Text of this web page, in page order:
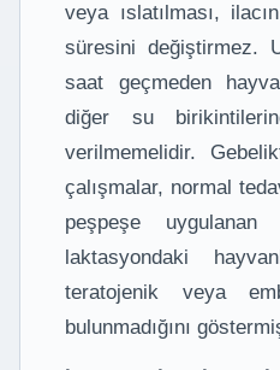
veya ıslatılması,
süresini değiştirmez.
saat geçmeden
diğer su
verilmemelidir.
çalışmalar, normal
peşpeşe
laktasyondaki
teratojenik veya
bulunmadığını